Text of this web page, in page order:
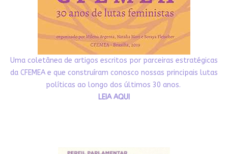
Uma coletânea de artigos escritos por parceiras estratégicas
da CFEMEA e que construíram conosco nossas principais lutas
políticas ao longo dos últimos 30 anos.
LEIA AQUI